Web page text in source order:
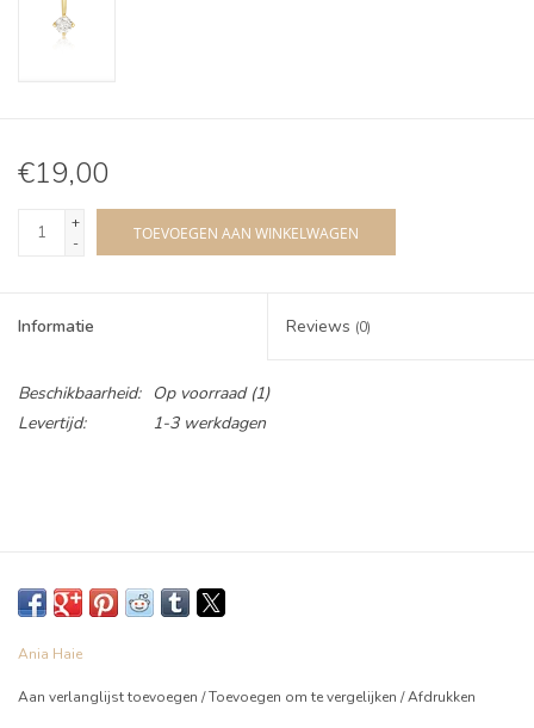
€19,00
+
-
TOEVOEGEN AAN WINKELWAGEN
Informatie Reviews (0)
Beschikbaarheid: Op voorraad(1)
Levertijd:
1-3 werkdagen
Ania Haie
Aan verlanglijst toevoegen /Toevoegen om te vergelijken /Afdrukken